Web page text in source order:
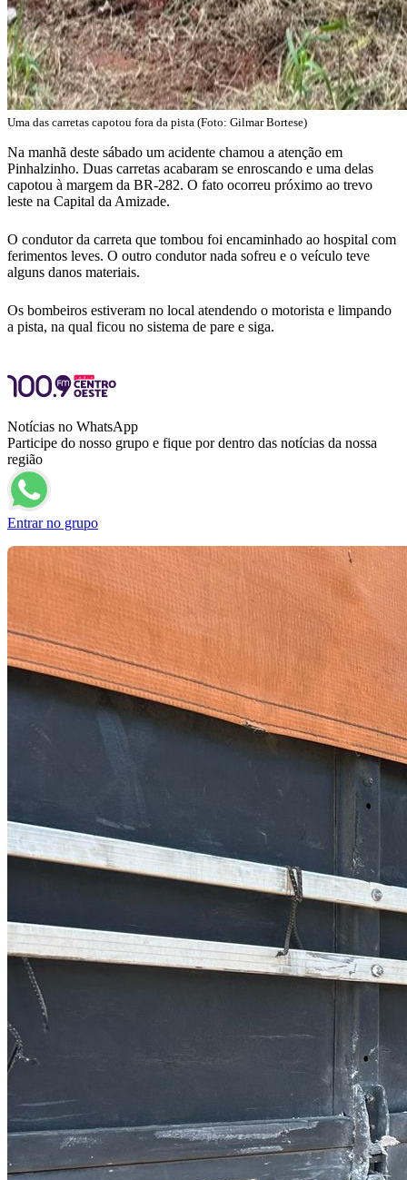
Uma das carretas capotou fora da pista (Foto: Gilmar Bortese)
Na manhã deste sábado um acidente chamou a atenção em
Pinhalzinho. Duas carretas acabaram se enroscando e uma delas
capotou à margem da BR-282. O fato ocorreu próximo ao trevo
leste na Capital da Amizade.
O condutor da carreta que tombou foi encaminhado ao hospital com
ferimentos leves. O outro condutor nada sofreu e o veículo teve
alguns danos materiais.
Os bombeiros estiveram no local atendendo o motorista e limpando
a pista, na qual ficou no sistema de pare e siga.
Notícias no WhatsApp
Participe do nosso grupo e fique por dentro das notícias da nossa
região
Entrar no grupo